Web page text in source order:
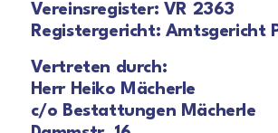
Vereinsregister: VR 2363
Registergericht: Amtsgericht
Vertreten durch:
Herr Heiko Mächerle
c/o Bestattungen Mächerle